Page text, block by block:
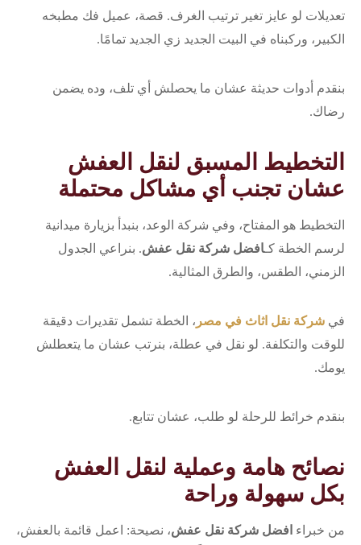
تعديلات لو عايز تغير ترتيب الغرف. قصة، عميل فك مطبخه
الكبير، وركبناه في البيت الجديد زي الجديد تمامًا.
بنقدم أدوات حديثة عشان ما يحصلش أي تلف، وده يضمن
رضاك.
التخطيط المسبق لنقل العفش
عشان تجنب أي مشاكل محتملة
التخطيط هو المفتاح، وفي شركة الوعد، بنبدأ بزيارة ميدانية
لرسم الخطة كـافضل شركة نقل عفش. بنراعي الجدول
الزمني، الطقس، والطرق المثالية.
في شركة نقل اثاث في مصر ، الخطة تشمل تقديرات دقيقة
للوقت والتكلفة. لو نقل في عطلة، بنرتب عشان ما يتعطلش
يومك.
بنقدم خرائط للرحلة لو طلب، عشان تتابع.
نصائح هامة وعملية لنقل العفش
بكل سهولة وراحة
من خبراء افضل شركة نقل عفش، نصيحة: اعمل قائمة بالعفش،